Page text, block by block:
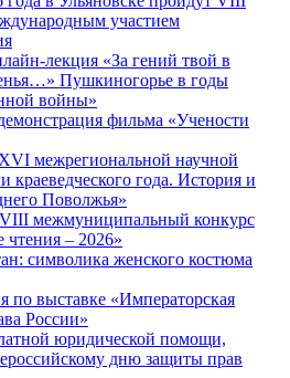
участием
лекция «За гений твой в
Пушкиногорье в годы
войны»
фильма «Учености
межрегиональной научной
краеведческого года. История и
Поволжья»
межмуниципальный конкурс
чтения – 2026»
символика женского костюма
по выставке «Императорская
России»
юридической помощи,
дню защиты прав